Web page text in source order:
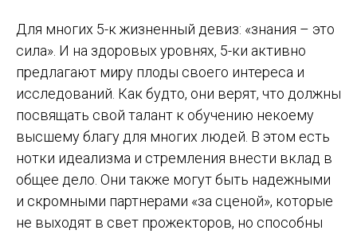
Для многих 5-к жизненный девиз: «знания – это
сила». И на здоровых уровнях, 5-ки активно
предлагают миру плоды своего интереса и
исследований. Как будто, они верят, что должны
посвящать свой талант к обучению некоему
высшему благу для многих людей. В этом есть
нотки идеализма и стремления внести вклад в
общее дело. Они также могут быть надежными
и скромными партнерами «за сценой», которые
не выходят в свет прожекторов, но способны